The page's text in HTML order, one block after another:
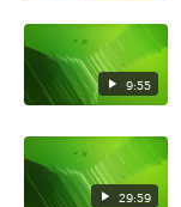
9:55
29:59